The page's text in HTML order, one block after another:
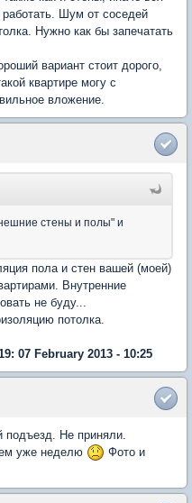
Шум от соседей
Нужно как бы запечатать
вариант стоит дорого,
квартире могу с
вложение.
стены и полы" и
пола и стен вашей (моей)
Внутренние
не буду...
потолка.
07 February 2013 - 10:25
подъезд. Не приняли.
уже неделю
Фото и